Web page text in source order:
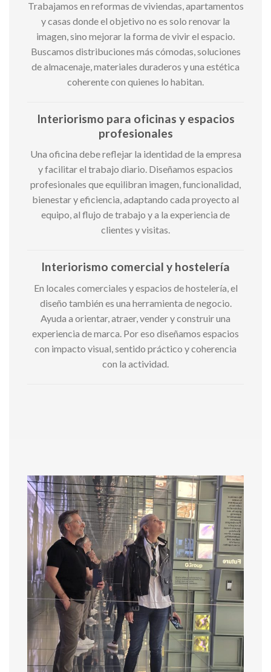
Trabajamos en reformas de viviendas, apartamentos
y casas donde el objetivo no es solo renovar la
imagen, sino mejorar la forma de vivir el espacio.
Buscamos distribuciones más cómodas, soluciones
de almacenaje, materiales duraderos y una estética
coherente con quienes lo habitan.
Interiorismo para oficinas y espacios
profesionales
Una oficina debe reflejar la identidad de la empresa
y facilitar el trabajo diario. Diseñamos espacios
profesionales que equilibran imagen, funcionalidad,
bienestar y eficiencia, adaptando cada proyecto al
equipo, al flujo de trabajo y a la experiencia de
clientes y visitas.
Interiorismo comercial y hostelería
En locales comerciales y espacios de hostelería, el
diseño también es una herramienta de negocio.
Ayuda a orientar, atraer, vender y construir una
experiencia de marca. Por eso diseñamos espacios
con impacto visual, sentido práctico y coherencia
con la actividad.